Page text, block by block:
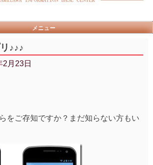
メニュー
♪♪♪
2月23日
をご存知ですか？まだ知らない方もい